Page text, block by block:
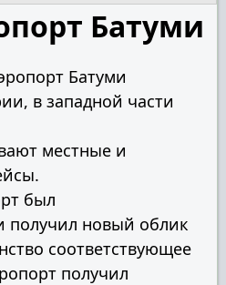
Батуми
Батуми
в западной части
местные и
был
получил новый облик
соответствующее
получил